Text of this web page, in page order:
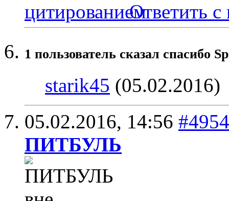
Ответить с
1 пользователь сказал cпасибо
starik45 (05.02.2016)
05.02.2016, 14:56 #4954
ПИТБУЛЬ